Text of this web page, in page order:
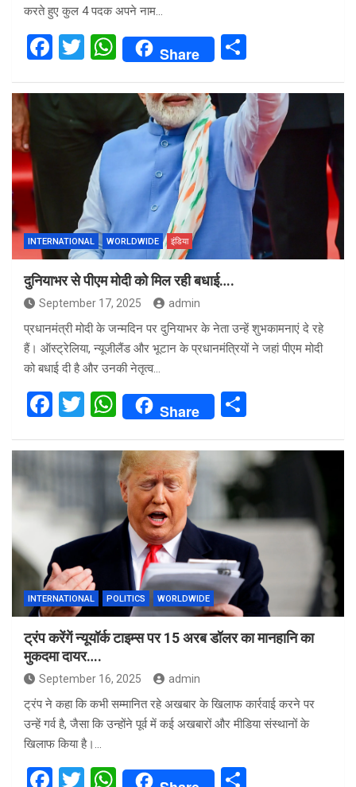
करते हुए कुल 4 पदक अपने नाम…
F
ce
b
T
tt
er
W
h
at
s
p
Share
ar
e
INTERNATIONAL WORLDWIDE इंडिया
दुनियाभर से पीएम मोदी को मिल रही बधाई….
September 17, 2025 admin
प्रधानमंत्री मोदी के जन्मदिन पर दुनियाभर के नेता उन्हें शुभकामनाएं दे रहे
हैं। ऑस्ट्रेलिया, न्यूजीलैंड और भूटान के प्रधानमंत्रियों ने जहां पीएम मोदी
को बधाई दी है और उनकी नेतृत्व…
F
ce
b
o
o
k
T
tt
W
h
at
s
A
p
p
Share
ar
e
INTERNATIONAL POLITICS WORLDWIDE
ट्रंप करेंगें न्यूयॉर्क टाइम्स पर 15 अरब डॉलर का मानहानि का
मुकदमा दायर….
September 16, 2025 admin
ट्रंप ने कहा कि कभी सम्मानित रहे अखबार के खिलाफ कार्रवाई करने पर
उन्हें गर्व है, जैसा कि उन्होंने पूर्व में कई अखबारों और मीडिया संस्थानों के
खिलाफ किया है।…
F T W